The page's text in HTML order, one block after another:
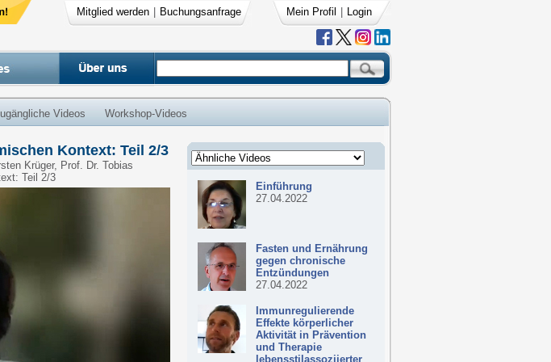
Mitglied werden Buchungsanfrage Mein Profil Login
Videos Workshop-Videos
Einführung
27.04.2022
Fasten und Ernährung
gegen chronische
Entzündungen
27.04.2022
Immunregulierende
Effekte körperlicher
Aktivität in Prävention
und Therapie
lebensstilassoziierter
Kontext: Teil 2/3
Krüger, Prof. Dr. Tobias
Teil 2/3